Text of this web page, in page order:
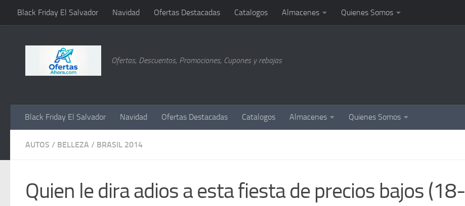
Saltar al contenido
Black Friday El Salvador Navidad Ofertas Destacadas Catalogos Almacenes Quienes Somos
Ofertas, Descuentos, Promociones, Cupones y rebajas
Black Friday El Salvador Navidad Ofertas Destacadas Catalogos Almacenes Quienes Somos
AUTOS / BELLEZA / BRASIL 2014
Quien le dira adios a esta fiesta de precios bajos (18-